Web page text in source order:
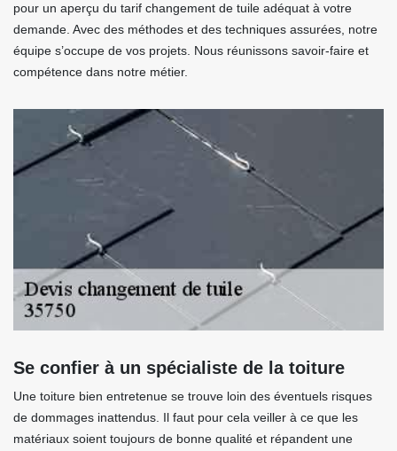
pour un aperçu du tarif changement de tuile adéquat à votre
demande. Avec des méthodes et des techniques assurées, notre
équipe s’occupe de vos projets. Nous réunissons savoir-faire et
compétence dans notre métier.
Se confier à un spécialiste de la toiture
Une toiture bien entretenue se trouve loin des éventuels risques
de dommages inattendus. Il faut pour cela veiller à ce que les
matériaux soient toujours de bonne qualité et répandent une